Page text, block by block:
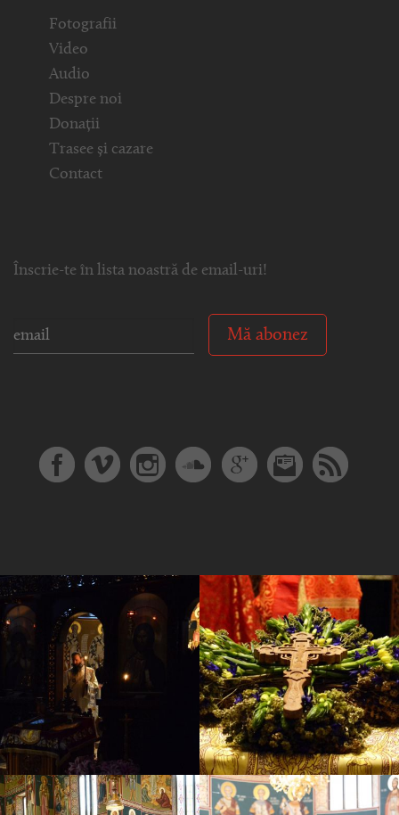
Fotografii
Video
Audio
Despre noi
Donații
Trasee și cazare
Contact
Înscrie-te în lista noastră de email-uri!
Mă abonez